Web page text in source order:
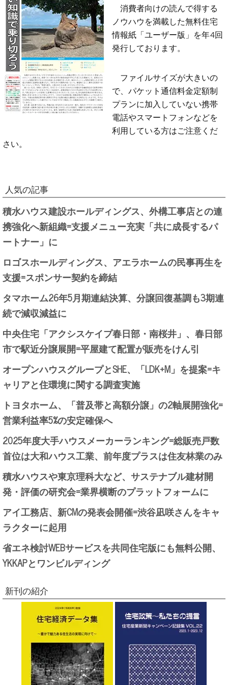
消費者向けの読んで得する
ノウハウを満載した無料住宅
情報紙「ユーザー版」を年4回
発行しております。
ファイルサイズが大きいの
で、パケット通信料金定額制
プランに加入していない携帯
電話やスマートフォンなどを
利用している方はご注意くだ
さい。
人気の記事
積水ハウス建設ホールディングス、外構工事店との連
携強化へ新組織=支援メニュー充実「共に成長するパ
ートナー」に
ロゴスホールディングス、アエラホームの民事再生を
支援=スポンサー契約を締結
タマホーム26年5月期連結決算、分譲回復基調も3期連
続で減収減益に
中央住宅「アクシスケイプ春日部・南桜井」、春日部
市で駅近分譲展開=平屋建て配置が販売をけん引
オープンハウスグループとSHE、「LDK+M」を提案=キ
ャリアと住環境に関する調査実施
トヨタホーム、「普及帯と高額分譲」の2軸展開強化=
営業利益率5%の安定確保へ
2025年度大手ハウスメーカーランキング=総販売戸数
首位は大和ハウス工業、前年度プラスは住友林業のみ
積水ハウスや東京理科大など、サステナブル建材開
発・評価の研究会=業界横断のプラットフォームに
アイ工務店、新CMの発表会開催=渋谷凪咲さんをキャ
ラクターに起用
省エネ検討WEBサービスを共同住宅版にも無料公開、
YKKAPとワンビルディング
新刊の紹介